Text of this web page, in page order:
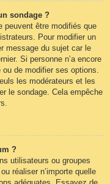
sondage ?
peuvent être modifiés que
Pour modifier un
message du sujet car le
Si personne n’a encore
de modifier ses options.
les modérateurs et les
le sondage. Cela empêche
?
utilisateurs ou groupes
réaliser n’importe quelle